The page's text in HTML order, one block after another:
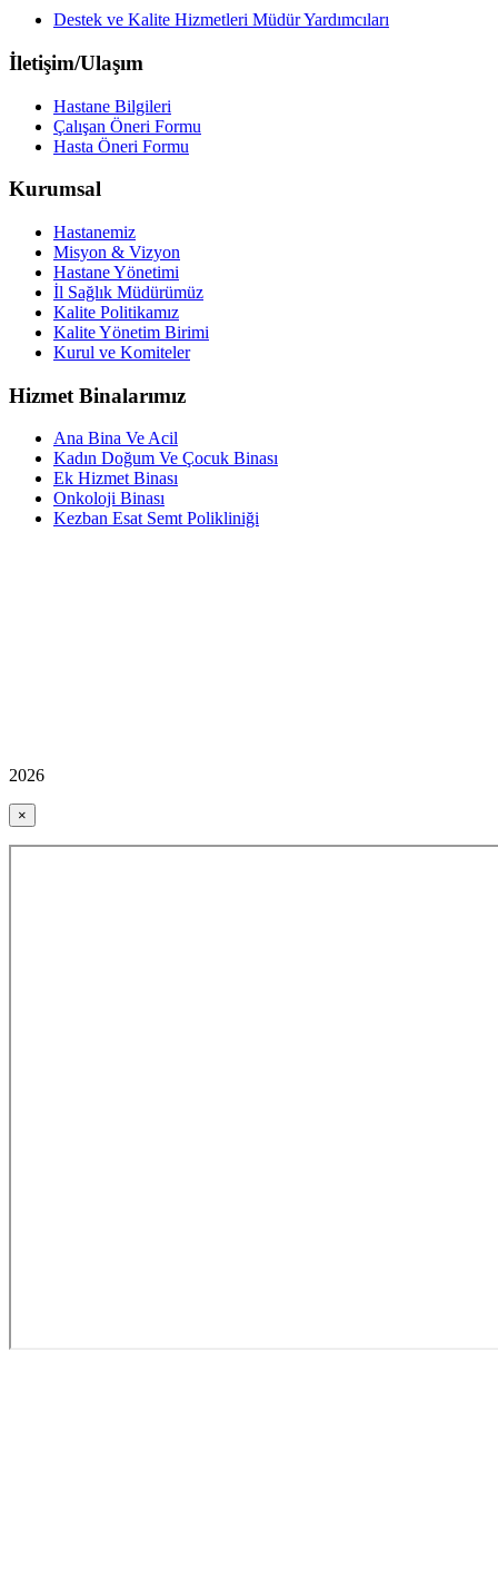
Destek ve Kalite Hizmetleri Müdür Yardımcıları
İletişim/Ulaşım
Hastane Bilgileri
Çalışan Öneri Formu
Hasta Öneri Formu
Kurumsal
Hastanemiz
Misyon & Vizyon
Hastane Yönetimi
İl Sağlık Müdürümüz
Kalite Politikamız
Kalite Yönetim Birimi
Kurul ve Komiteler
Hizmet Binalarımız
Ana Bina Ve Acil
Kadın Doğum Ve Çocuk Binası
Ek Hizmet Binası
Onkoloji Binası
Kezban Esat Semt Polikliniği
2026
×